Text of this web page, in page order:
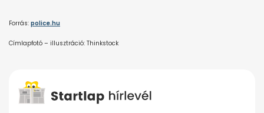
Forrás: police.hu
Címlapfotó – illusztráció: Thinkstock